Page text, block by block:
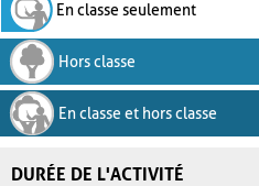
En classe seulement
Hors classe
En classe et hors classe
DURÉE DE L'ACTIVITÉ